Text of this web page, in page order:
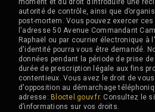
moment et du droit d’introduire une
autorité de contrôle, ainsi que
post-mortem. Vous pouvez exercer
l'adresse 50 Avenue Commandant
Raphaël ou par courrier électronique
d'identité pourra vous être demandé.
données pendant la période de prise
durée de prescription légale aux fins
contentieux. Vous avez le droit de
d'opposition au démarchage
adresse: Bloctel.gouv.fr. Consultez le
d’informations sur vos droits.